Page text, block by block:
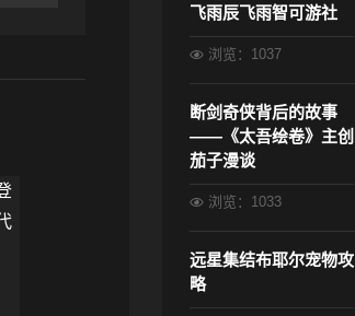
飞雨辰飞雨智可游社
浏览：1037
断剑奇侠背后的故事
——《太吾绘卷》主创
茄子漫谈
浏览：1033
远星集结布耶尔宠物攻
略